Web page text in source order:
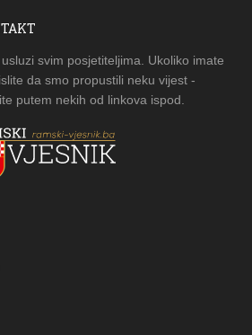
svim posjetiteljima. Ukoliko imate
da smo propustili neku vijest -
putem nekih od linkova ispod.